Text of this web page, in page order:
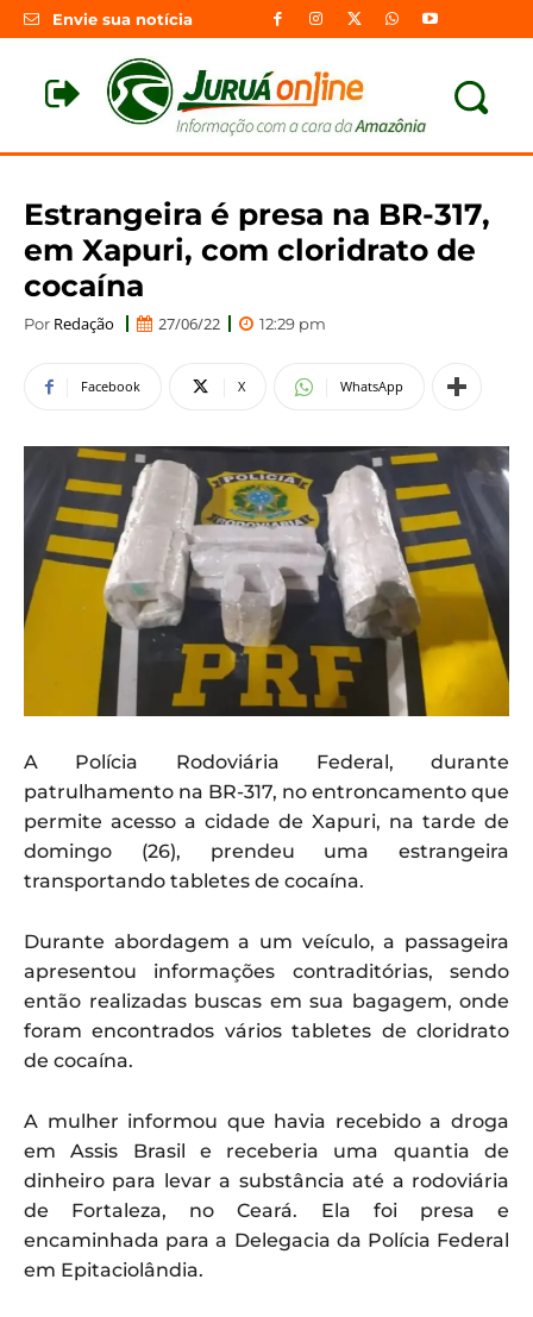
Envie sua notícia
Estrangeira é presa na BR-317,
em Xapuri, com cloridrato de
cocaína
Por Redação 27/06/22 12:29 pm
Facebook X WhatsApp
A Polícia Rodoviária Federal, durante
patrulhamento na BR-317, no entroncamento que
permite acesso a cidade de Xapuri, na tarde de
domingo (26), prendeu uma estrangeira
transportando tabletes de cocaína.
Durante abordagem a um veículo, a passageira
apresentou informações contraditórias, sendo
então realizadas buscas em sua bagagem, onde
foram encontrados vários tabletes de cloridrato
de cocaína.
A mulher informou que havia recebido a droga
em Assis Brasil e receberia uma quantia de
dinheiro para levar a substância até a rodoviária
de Fortaleza, no Ceará. Ela foi presa e
encaminhada para a Delegacia da Polícia Federal
em Epitaciolândia.